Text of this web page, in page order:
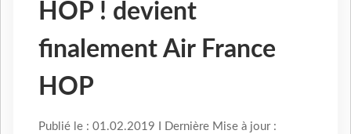
HOP ! devient
finalement Air France
HOP
Publié le : 01.02.2019 I Dernière Mise à jour :